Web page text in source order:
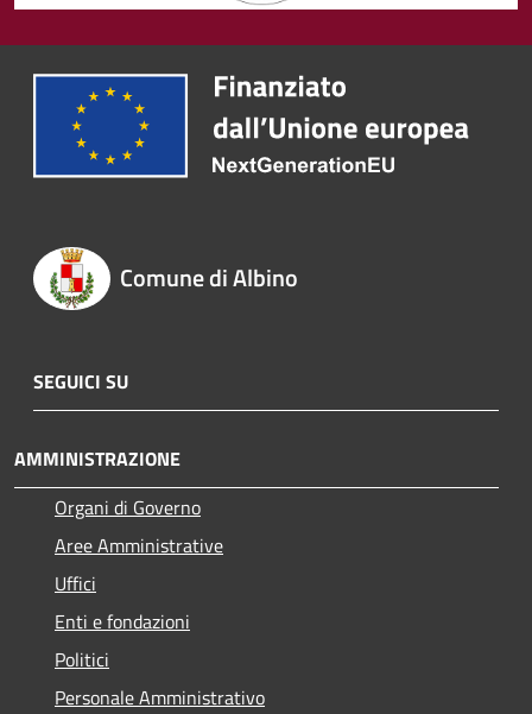
Comune di Albino
SEGUICI SU
AMMINISTRAZIONE
Organi di Governo
Aree Amministrative
Uffici
Enti e fondazioni
Politici
Personale Amministrativo